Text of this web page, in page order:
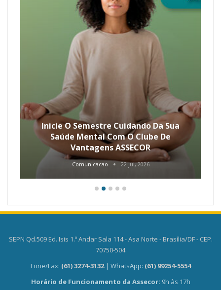
Inicie O Semestre Cuidando Da Sua
Saúde Mental Com O Clube De
Vantagens ASSECOR
Comunicacao 22 jul, 2026
SEPN Qd.509 Ed. Isis 1.º Andar Sala 114 - Asa Norte - Brasília/DF - CEP.
70750-504
Fone/Fax: (61) 3274-3132 | WhatsApp: (61) 99254-5554
Horário de Funcionamento da Assecor: 9h às 17h